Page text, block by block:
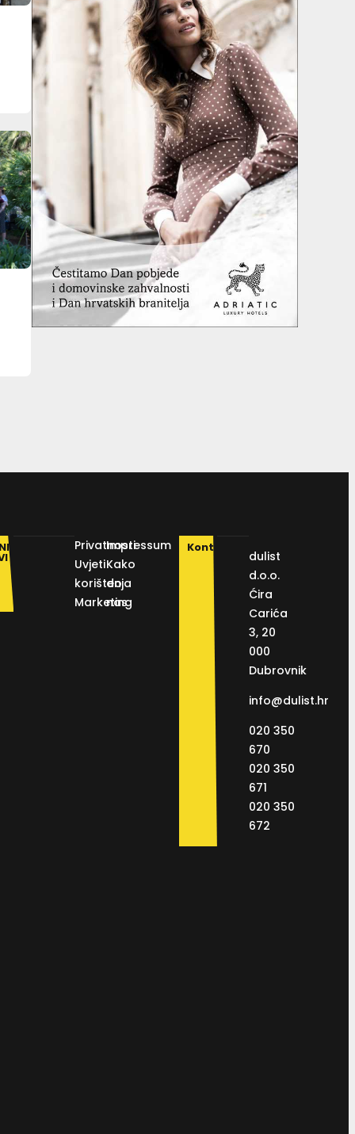
Privatnosti
Uvjeti
korištenja
Marketing
Impressum
Kako
do
nas
Kontakt
dulist
d.o.o.
Ćira
Carića
3, 20
000
Dubrovnik
info@dulist.hr
020 350
670
020 350
671
020 350
672